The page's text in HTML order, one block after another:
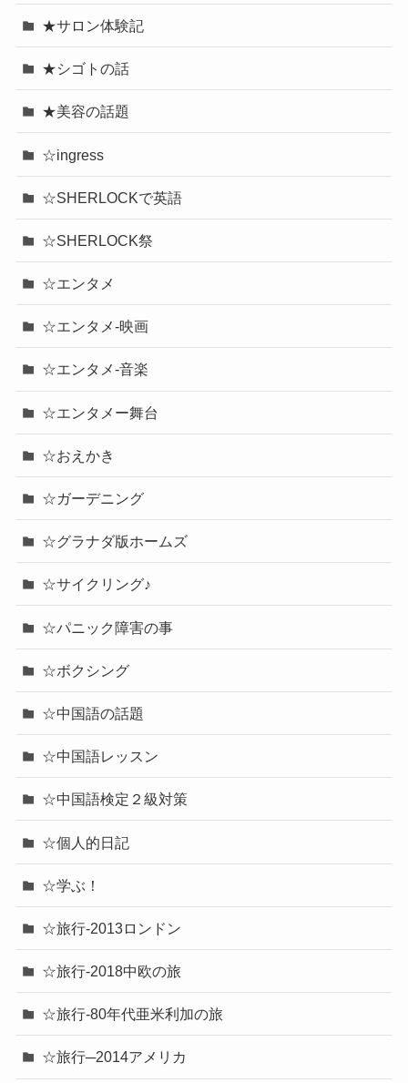
★サロン体験記
★シゴトの話
★美容の話題
☆ingress
☆SHERLOCKで英語
☆SHERLOCK祭
☆エンタメ
☆エンタメ-映画
☆エンタメ-音楽
☆エンタメー舞台
☆おえかき
☆ガーデニング
☆グラナダ版ホームズ
☆サイクリング♪
☆パニック障害の事
☆ボクシング
☆中国語の話題
☆中国語レッスン
☆中国語検定２級対策
☆個人的日記
☆学ぶ！
☆旅行-2013ロンドン
☆旅行-2018中欧の旅
☆旅行-80年代亜米利加の旅
☆旅行─2014アメリカ